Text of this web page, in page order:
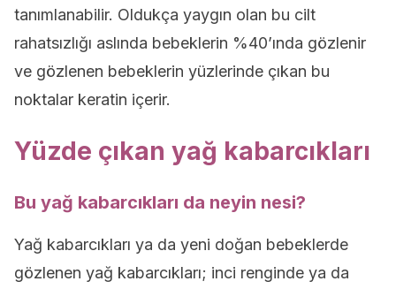
tanımlanabilir. Oldukça yaygın olan bu cilt
rahatsızlığı aslında bebeklerin %40’ında gözlenir
ve gözlenen bebeklerin yüzlerinde çıkan bu
noktalar keratin içerir.
Yüzde çıkan yağ kabarcıkları
Bu yağ kabarcıkları da neyin nesi?
Yağ kabarcıkları ya da yeni doğan bebeklerde
gözlenen yağ kabarcıkları; inci renginde ya da